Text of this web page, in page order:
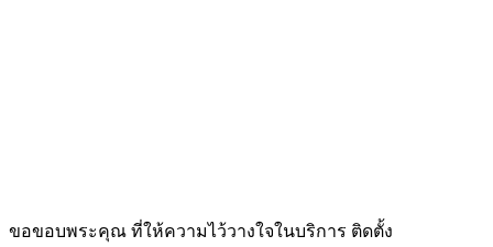
ขอขอบพระคุณ ที่ให้ความไว้วางใจในบริการ ติดตั้ง